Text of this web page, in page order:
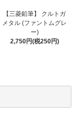
【三菱鉛筆】 クルトガ
メタル (ファントムグレ
ー)
2,750円(税250円)